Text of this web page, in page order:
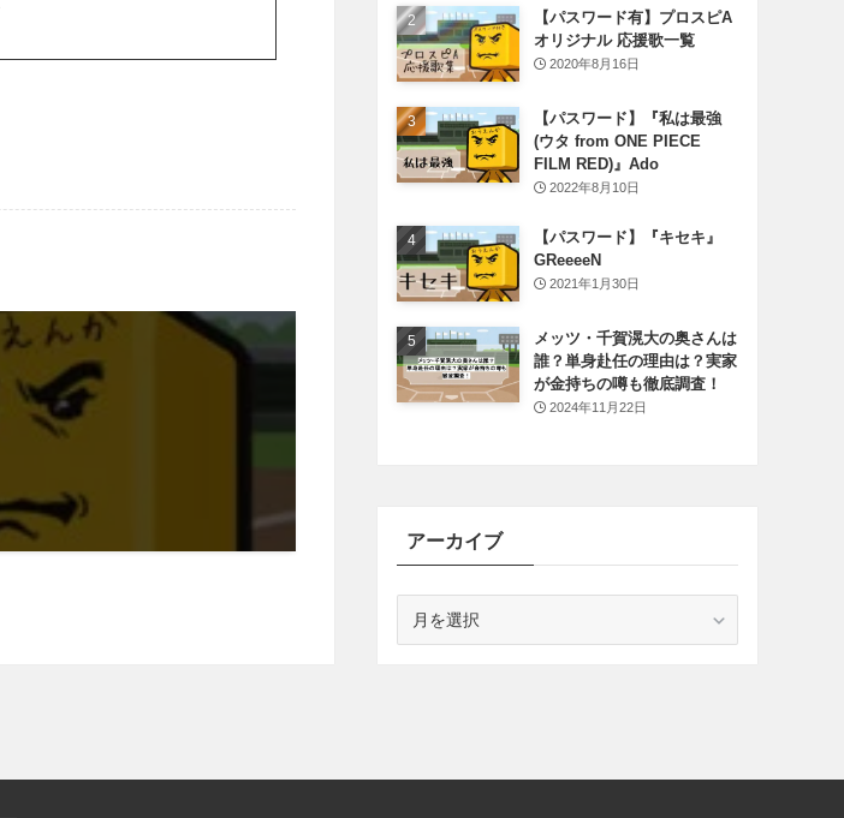
【パスワード有】プロスピA
オリジナル 応援歌一覧
2020年8月16日
【パスワード】『私は最強
(ウタ from ONE PIECE
FILM RED)』Ado
2022年8月10日
【パスワード】『キセキ』
GReeeeN
2021年1月30日
メッツ・千賀滉大の奥さんは
誰？単身赴任の理由は？実家
が金持ちの噂も徹底調査！
2024年11月22日
アーカイブ